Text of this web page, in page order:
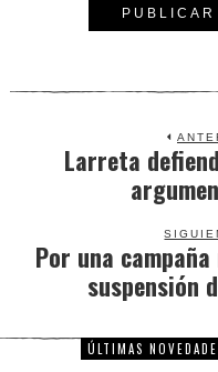
Larreta
Por una
suspensión
ÚLTIMAS